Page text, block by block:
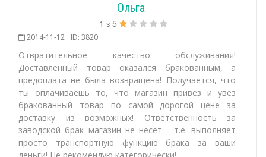
Ольга
1 з 5
2014-11-12 ID: 3820
Отвратительное качество обслуживания!
Доставленный товар оказался бракованным, а
предоплата не была возвращена! Получается, что
ты оплачиваешь то, что магазин привёз и увёз
бракованный товар по самой дорогой цене за
доставку из возможных! Ответственность за
заводской брак магазин не несёт - т.е. выполняет
просто транспортную функцию брака за ваши